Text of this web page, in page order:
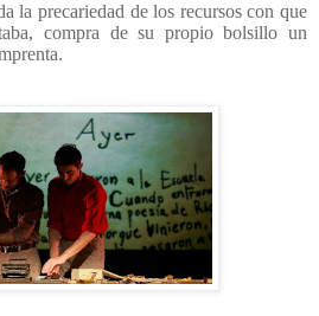
la precariedad de los recursos con que
compra de su propio bolsillo un